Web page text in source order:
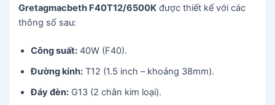
Gretagmacbeth F40T12/6500K được thiết kế với các
thông số sau:
Công suất: 40W (F40).
Đường kính: T12 (1.5 inch – khoảng 38mm).
Đáy đèn: G13 (2 chân kim loại).